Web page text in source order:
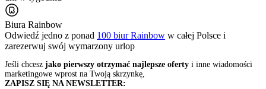
Biura Rainbow
Odwiedź jedno z ponad 100 biur Rainbow w całej Polsce i
zarezerwuj swój wymarzony urlop
Jeśli chcesz jako pierwszy otrzymać najlepsze oferty i inne wiadomości
marketingowe wprost na Twoją skrzynkę,
ZAPISZ SIĘ NA NEWSLETTER: